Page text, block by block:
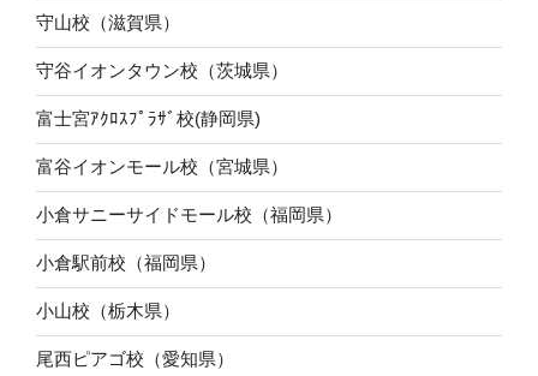
守山校（滋賀県）
守谷イオンタウン校（茨城県）
富士宮ｱｸﾛｽﾌﾟﾗｻﾞ校(静岡県)
富谷イオンモール校（宮城県）
小倉サニーサイドモール校（福岡県）
小倉駅前校（福岡県）
小山校（栃木県）
尾西ピアゴ校（愛知県）